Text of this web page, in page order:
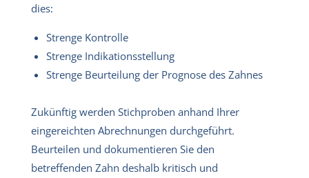
dies:
Strenge Kontrolle
Strenge Indikationsstellung
Strenge Beurteilung der Prognose des Zahnes
Zukünftig werden Stichproben anhand Ihrer
eingereichten Abrechnungen durchgeführt.
Beurteilen und dokumentieren Sie den
betreffenden Zahn deshalb kritisch und